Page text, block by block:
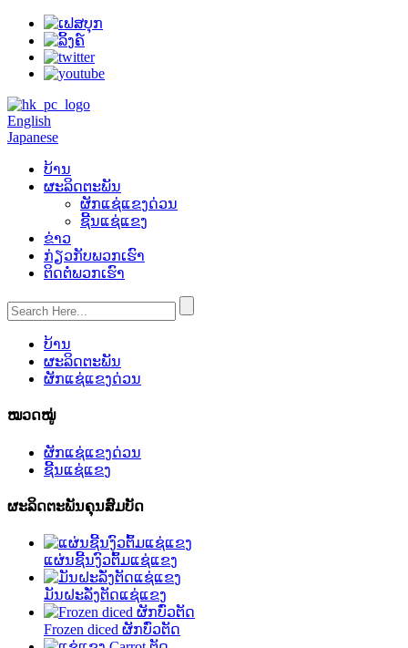
English
Japanese
ບ້ານ
ຜະລິດຕະພັນ
ຜັກແຊ່ແຂງດ່ວນ
ຊີ້ນແຊ່ແຂງ
ຂ່າວ
ກ່ຽວ​ກັບ​ພວກ​ເຮົາ
ຕິດ​ຕໍ່​ພວກ​ເຮົາ
ບ້ານ
ຜະລິດຕະພັນ
ຜັກແຊ່ແຂງດ່ວນ
ໝວດໝູ່
ຜັກແຊ່ແຂງດ່ວນ
ຊີ້ນແຊ່ແຂງ
ຜະລິດຕະພັນຄຸນສົມບັດ
ແຜ່ນຊີ້ນງົວຕົ້ມແຊ່ແຂງ
ມັນຝະລັ່ງຕັດແຊ່ແຂງ
Frozen diced ຜັກບົ່ວຕັດ